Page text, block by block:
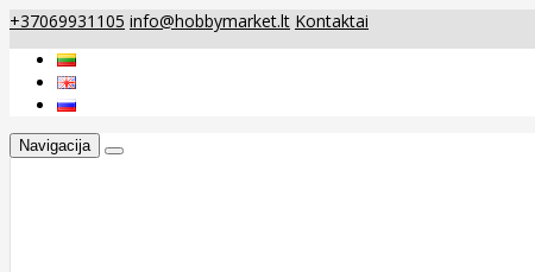
+37069931105 info@hobbymarket.lt Kontaktai
Navigacija